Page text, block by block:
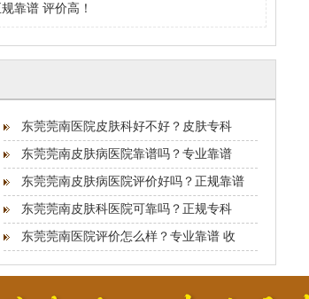
靠谱 评价高！
东莞莞南医院皮肤科好不好？皮肤专科
东莞莞南皮肤病医院靠谱吗？专业靠谱
东莞莞南皮肤病医院评价好吗？正规靠谱
东莞莞南皮肤科医院可靠吗？正规专科
东莞莞南医院评价怎么样？专业靠谱 收